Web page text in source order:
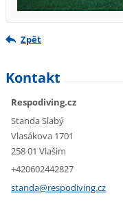
Zpět
Kontakt
Respodiving.cz
Standa Slabý
Vlasákova 1701
258 01 Vlašim
+420602442827
standa@respodiving.cz